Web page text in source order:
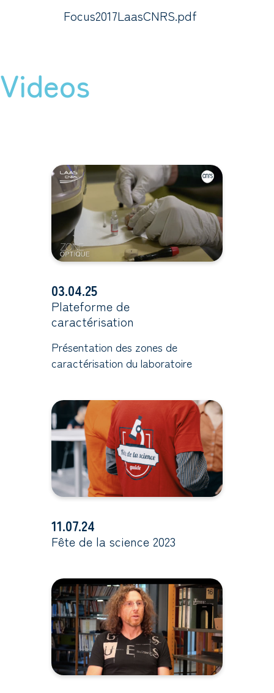
Focus2017LaasCNRS.pdf
Videos
03.04.25
Plateforme de
caractérisation
Présentation des zones de
caractérisation du laboratoire
11.07.24
Fête de la science 2023